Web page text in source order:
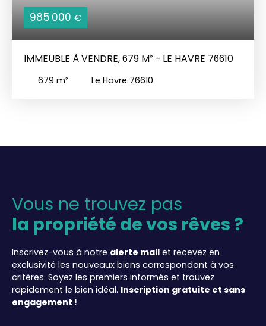
985 000 €
IMMEUBLE À VENDRE, 679 M² - LE HAVRE 76610
679 m² Le Havre 76610
Vous ne trouvez pas
la propriété de vos rêves ?
Inscrivez-vous à notre alerte mail et recevez en
exclusivité les nouveaux biens correspondant à vos
critères. Soyez les premiers informés et trouvez
rapidement le bien idéal. Inscription gratuite et sans
engagement !